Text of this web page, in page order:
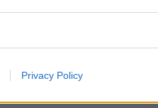
Privacy Policy